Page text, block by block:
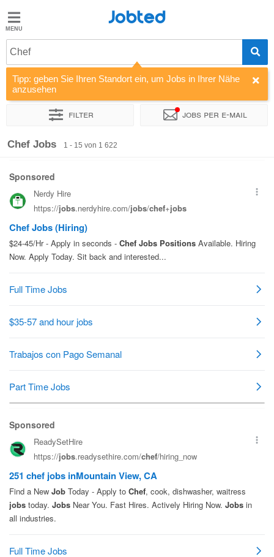
Jobted
Jobs
Gehalt
Jobted
Chef
Tipp: geben Sie Ihren Standort ein, um Jobs in Ihrer Nähe
anzusehen
Filter Jobs per e-mail
Sortieren nach Unternehmen
Chef Jobs 1 - 15 von 1 622